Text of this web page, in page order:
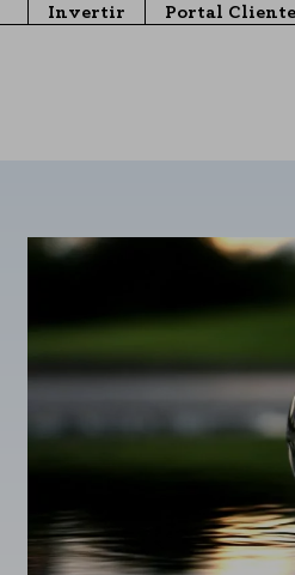
Invertir Portal Cliente